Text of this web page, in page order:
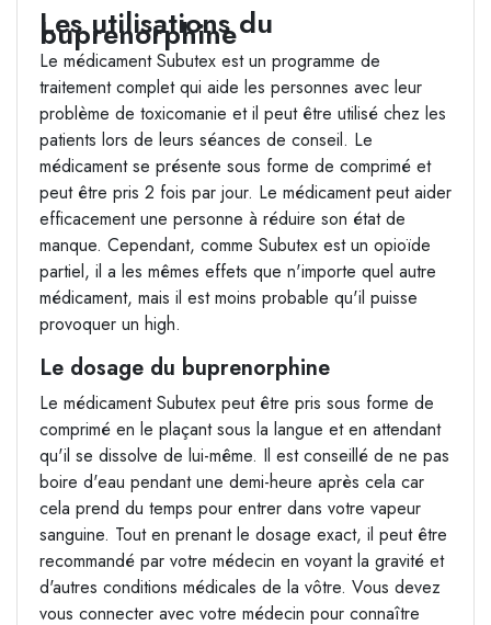
Les utilisations du
buprenorphine
Le médicament Subutex est un programme de
traitement complet qui aide les personnes avec leur
problème de toxicomanie et il peut être utilisé chez les
patients lors de leurs séances de conseil. Le
médicament se présente sous forme de comprimé et
peut être pris 2 fois par jour. Le médicament peut aider
efficacement une personne à réduire son état de
manque. Cependant, comme Subutex est un opioïde
partiel, il a les mêmes effets que n'importe quel autre
médicament, mais il est moins probable qu'il puisse
provoquer un high.
Le dosage du buprenorphine
Le médicament Subutex peut être pris sous forme de
comprimé en le plaçant sous la langue et en attendant
qu'il se dissolve de lui-même. Il est conseillé de ne pas
boire d'eau pendant une demi-heure après cela car
cela prend du temps pour entrer dans votre vapeur
sanguine. Tout en prenant le dosage exact, il peut être
recommandé par votre médecin en voyant la gravité et
d'autres conditions médicales de la vôtre. Vous devez
vous connecter avec votre médecin pour connaître